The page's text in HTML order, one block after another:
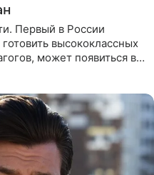
Первый в России
высококлассных
может появиться в